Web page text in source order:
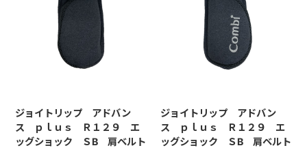
ジョイトリップ アドバン
ス ｐｌｕｓ Ｒ１２９ エ
ッグショック ＳB 肩ベルト
ジョイトリップ アドバン
ス ｐｌｕｓ Ｒ１２９ エ
ッグショック ＳB 肩ベルト